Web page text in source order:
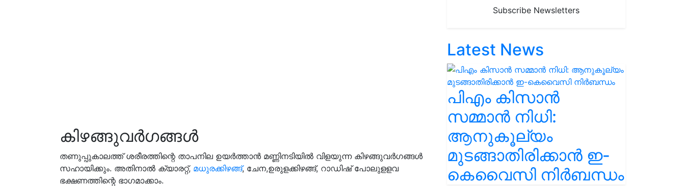
കിഴങ്ങുവര്‍ഗങ്ങള്‍
തണുപ്പുകാലത്ത് ശരീരത്തിന്റെ താപനില ഉയര്‍ത്താന്‍ മണ്ണിനടിയില്‍ വിളയുന്ന കിഴങ്ങുവര്‍ഗങ്ങള്‍
സഹായിക്കും. അതിനാല്‍ ക്യാരറ്റ്, മധുരക്കിഴങ്ങ്, ചേന,ഉരുളക്കിഴങ്ങ്, റാഡിഷ് പോലുളളവ
ഭക്ഷണത്തിന്റെ ഭാഗമാക്കാം.
Subscribe Newsletters
Latest News
പിഎം കിസാൻ
സമ്മാൻ നിധി:
ആനുകൂല്യം
മുടങ്ങാതിരിക്കാൻ ഇ-
കെവൈസി നിർബന്ധം